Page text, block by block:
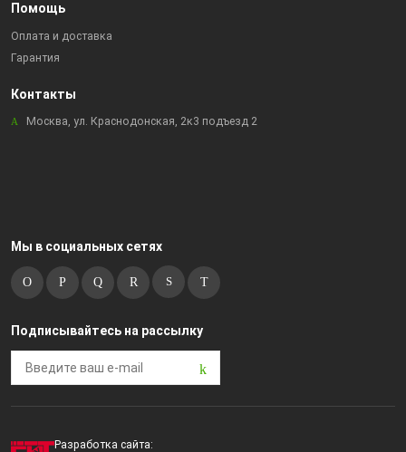
Помощь
Оплата и доставка
Гарантия
Контакты
Москва, ул. Краснодонская, 2к3 подъезд 2
Мы в социальных сетях
Подписывайтесь на рассылку
Разработка сайта: